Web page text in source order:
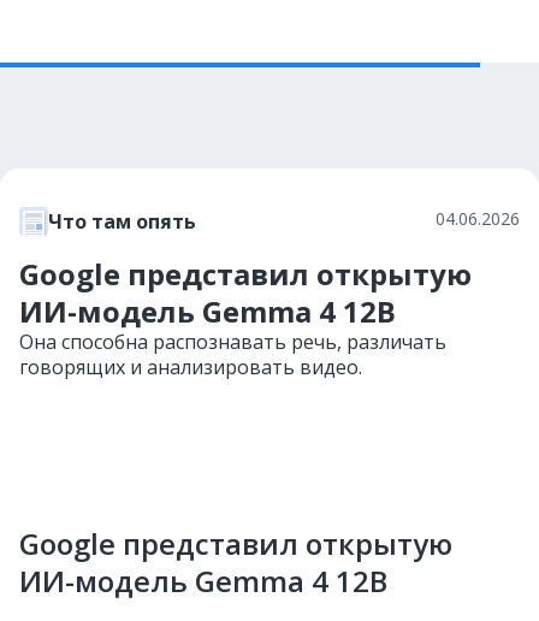
Что там опять 04.06.2026
Google представил открытую
ИИ-модель Gemma 4 12B
Она способна распознавать речь, различать
говорящих и анализировать видео.
Google представил открытую
ИИ-модель Gemma 4 12B